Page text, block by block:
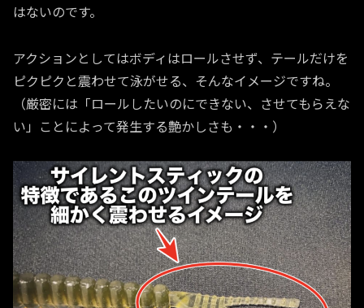
はないのです。
アクションとしてはボディはロールさせず、テールだけを
ピクピクと震わせて泳がせる、そんなイメージですね。
（厳密には「ロールしたいのにできない、させてもらえな
い」ことによって発生する艶かしさも・・・）